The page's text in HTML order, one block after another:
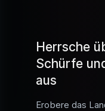
Herrsche
Schürfe
aus
Erobere das